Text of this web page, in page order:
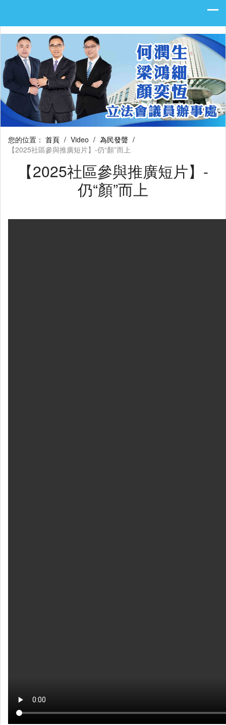
您的位置： 首頁 / Video / 為民發聲 /
【2025社區參與推廣短片】-仍“顏”而上
【2025社區參與推廣短片】-
仍“顏”而上